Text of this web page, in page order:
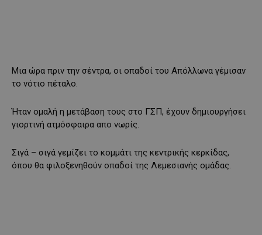
Μια ώρα πριν την σέντρα, οι οπαδοί του Απόλλωνα γέμισαν
το νότιο πέταλο.
Ήταν ομαλή η μετάβαση τους στο ΓΣΠ, έχουν δημιουργήσει
γιορτινή ατμόσφαιρα απο νωρίς.
Σιγά – σιγά γεμίζει το κομμάτι της κεντρικής κερκίδας,
όπου θα φιλοξενηθούν οπαδοί της Λεμεσιανής ομάδας.